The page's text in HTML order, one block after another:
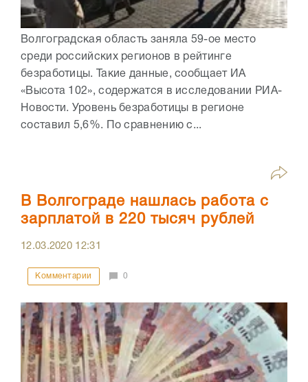
Волгоградская область заняла 59-ое место
среди российских регионов в рейтинге
безработицы. Такие данные, сообщает ИА
«Высота 102», содержатся в исследовании РИА-
Новости. Уровень безработицы в регионе
составил 5,6%. По сравнению с...
В Волгограде нашлась работа с
зарплатой в 220 тысяч рублей
12.03.2020 12:31
Комментарии 0